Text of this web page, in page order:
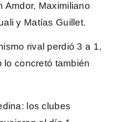
Amdor, Maximiliano
y Matías Guillet.
rival perdió 3 a 1,
lo concretó también